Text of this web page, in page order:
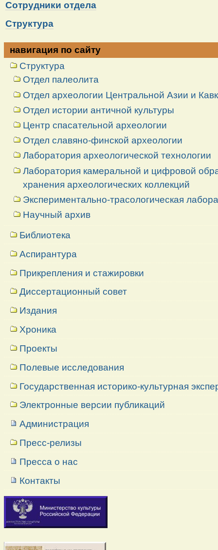
Сотрудники отдела
Структура
навигация по сайту
Структура
Отдел палеолита
Отдел археологии Центральной Азии и
Отдел истории античной культуры
Центр спасательной археологии
Отдел славяно-финской археологии
Лаборатория археологической технологии
Лаборатория камеральной и цифровой
хранения археологических коллекций
Экспериментально-трасологическая
Научный архив
Библиотека
Аспирантура
Прикрепления и стажировки
Диссертационный совет
Издания
Хроника
Проекты
Полевые исследования
Государственная историко-культурная
Электронные версии публикаций
Администрация
Пресс-релизы
Пресса о нас
Контакты